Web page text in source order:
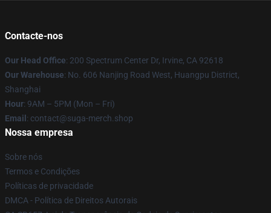
Contacte-nos
Our Head Office: 200 Spectrum Center Dr, Irvine, CA 92618
Our Warehouse: No. 606 Nanjing Road West, Huangpu District,
Shanghai
Hour: 9AM – 5PM (Mon – Fri)
Email : contact@suga-merch.shop
Nossa empresa
Sobre nós
Termos e Condições
Políticas de privacidade
DMCA - Política de Direitos Autorais